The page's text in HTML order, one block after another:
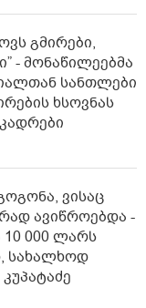
გმირები,
- მონაწილეებმა
სანთლები
ხსოვნას
ვისაც
ავიწროებდა -
10 000 ლარს
სახალხოდ